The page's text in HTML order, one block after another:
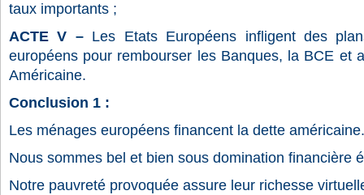
taux importants ;
ACTE V –Les Etats Européens infligent des
européens pour rembourser les Banques, la BCE
Américaine.
Conclusion 1 :
Les ménages européens financent la dette américaine.
Nous sommes bel et bien sous domination financière
Notre pauvreté provoquée assure leur richesse